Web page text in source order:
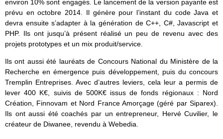
environ 10% sont engagés. Le lancement de la version payante est
prévu en octobre 2014. Il génère pour l’instant du code Java et
devra ensuite s’adapter à la génération de C++, C#, Javascript et
PHP. Ils ont jusqu’à présent réalisé un peu de revenu avec des
projets prototypes et un mix produit/service.
Ils ont aussi été lauréats de Concours National du Ministère de la
Recherche en émergence puis développement, puis du concours
Tremplin Entreprises. Avec d’autres leviers, cela leur a permis de
lever 400 K€, suivis de 500K€ issus de fonds régionaux : Nord
Création, Finnovam et Nord France Amorçage (géré par Siparex).
Ils ont aussi été coachés par un entrepreneur, Hervé Cuvilier, le
créateur de Diwanee, revendu à Webedia.